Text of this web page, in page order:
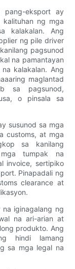
pang-eksport ay
kalituhan ng mga
kalakalan. Ang
ng pile driver
pagsunod
na pamantayan
kalakalan. Ang
maglantad
sa pagsunod,
o pinsala sa
susunod sa mga
customs, at mga
sa kanilang
tumpak na
invoice, sertipiko
Pinapadali ng
clearance at
iginagalang ng
na ari-arian at
produkto. Ang
hindi lamang
sa mga legal na